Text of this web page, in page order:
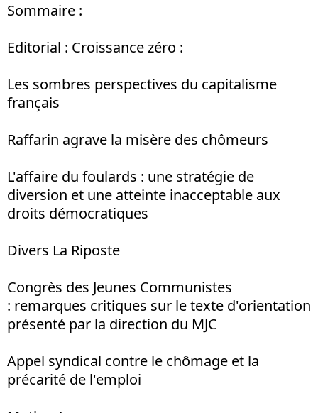
Sommaire :
Editorial : Croissance zéro :
Les sombres perspectives du capitalisme
français
Raffarin agrave la misère des chômeurs
L'affaire du foulards : une stratégie de
diversion et une atteinte inacceptable aux
droits démocratiques
Divers La Riposte
Congrès des Jeunes Communistes
: remarques critiques sur le texte d'orientation
présenté par la direction du MJC
Appel syndical contre le chômage et la
précarité de l'emploi